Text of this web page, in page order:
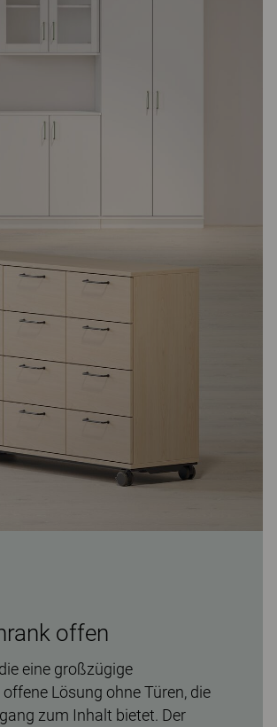
offen
eine großzügige
Lösung ohne Türen, die
zum Inhalt bietet. Der